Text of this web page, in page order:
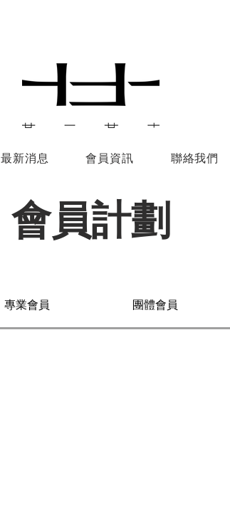
最新消息 會員資訊 聯絡我們
​會員計劃
專業會員 團體會員